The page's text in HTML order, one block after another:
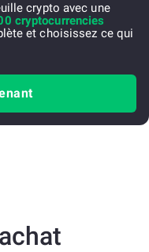
crypto avec une
cryptocurrencies
et choisissez ce qui